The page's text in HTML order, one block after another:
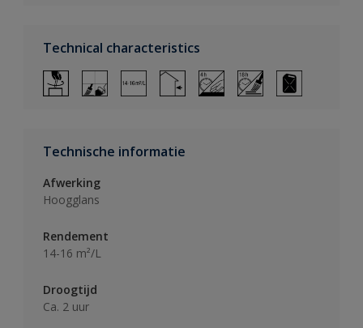
Technical characteristics
Technische informatie
Afwerking
Hoogglans
Rendement
14-16 m²/L
Droogtijd
Ca. 2 uur